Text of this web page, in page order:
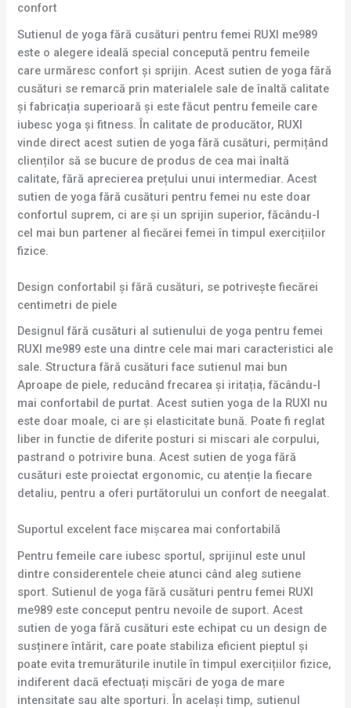
confort
Sutienul de yoga fără cusături pentru femei RUXI me989
este o alegere ideală special concepută pentru femeile
care urmăresc confort și sprijin. Acest sutien de yoga fără
cusături se remarcă prin materialele sale de înaltă calitate
și fabricația superioară și este făcut pentru femeile care
iubesc yoga și fitness. În calitate de producător, RUXI
vinde direct acest sutien de yoga fără cusături, permițând
clienților să se bucure de produs de cea mai înaltă
calitate, fără aprecierea prețului unui intermediar. Acest
sutien de yoga fără cusături pentru femei nu este doar
confortul suprem, ci are și un sprijin superior, făcându-l
cel mai bun partener al fiecărei femei în timpul exercițiilor
fizice.
Design confortabil și fără cusături, se potrivește fiecărei
centimetri de piele
Designul fără cusături al sutienului de yoga pentru femei
RUXI me989 este una dintre cele mai mari caracteristici ale
sale. Structura fără cusături face sutienul mai bun
Aproape de piele, reducând frecarea și iritația, făcându-l
mai confortabil de purtat. Acest sutien yoga de la RUXI nu
este doar moale, ci are și elasticitate bună. Poate fi reglat
liber in functie de diferite posturi si miscari ale corpului,
pastrand o potrivire buna. Acest sutien de yoga fără
cusături este proiectat ergonomic, cu atenție la fiecare
detaliu, pentru a oferi purtătorului un confort de neegalat.
Suportul excelent face mișcarea mai confortabilă
Pentru femeile care iubesc sportul, sprijinul este unul
dintre considerentele cheie atunci când aleg sutiene
sport. Sutienul de yoga fără cusături pentru femei RUXI
me989 este conceput pentru nevoile de suport. Acest
sutien de yoga fără cusături este echipat cu un design de
susținere întărit, care poate stabiliza eficient pieptul și
poate evita tremurăturile inutile în timpul exercițiilor fizice,
indiferent dacă efectuați mișcări de yoga de mare
intensitate sau alte sporturi. În același timp, sutienul